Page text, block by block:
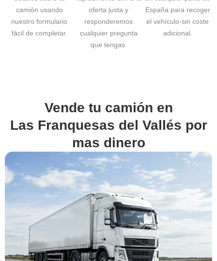
camión usando
nuestro formulario
fácil de completar.
oferta justa y
responderemos
cualquier pregunta
que tengas.
España para recoger
el vehículo-sin coste
adicional.
Vende tu camión en
Las Franquesas del Vallés por
mas dinero